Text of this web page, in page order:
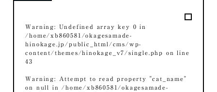
Warning: Undefined array key 0 in
/home/xb860581/okagesamade-
hinokage.jp/public_html/cms/wp-
content/themes/hinokage_v7/single.php
on line
43
Warning: Attempt to read property "cat_name"
on null in /home/xb860581/okagesamade-